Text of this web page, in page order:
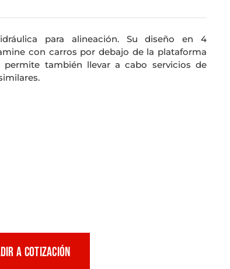
para alineación. Su diseño en 4
con carros por debajo de la plataforma
permite también llevar a cabo servicios de
A COTIZACIÓN